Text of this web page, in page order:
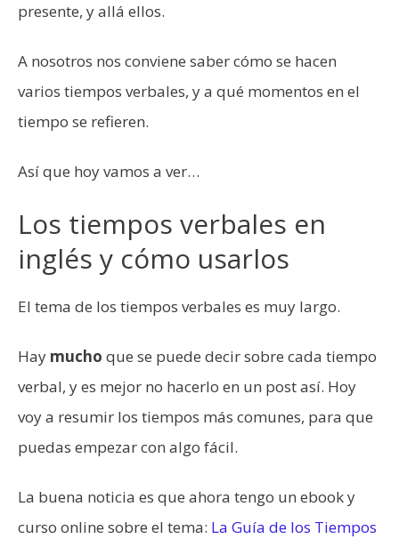
presente, y allá ellos.
A nosotros nos conviene saber cómo se hacen
varios tiempos verbales, y a qué momentos en el
tiempo se refieren.
Así que hoy vamos a ver…
Los tiempos verbales en
inglés y cómo usarlos
El tema de los tiempos verbales es muy largo.
Hay mucho que se puede decir sobre cada tiempo
verbal, y es mejor no hacerlo en un post así. Hoy
voy a resumir los tiempos más comunes, para que
puedas empezar con algo fácil.
La buena noticia es que ahora tengo un ebook y
curso online sobre el tema: La Guía de los Tiempos